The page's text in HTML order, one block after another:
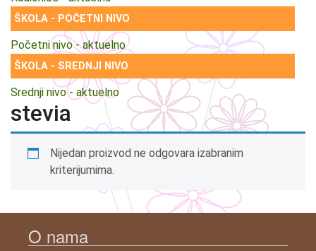
ŠKOLA - POČETNI NIVO
Početni nivo - aktuelno
ŠKOLA - SREDNJI NIVO
Srednji nivo - aktuelno
stevia
Nijedan proizvod ne odgovara izabranim
kriterijumima.
O nama